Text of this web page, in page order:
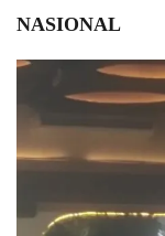
NASIONAL